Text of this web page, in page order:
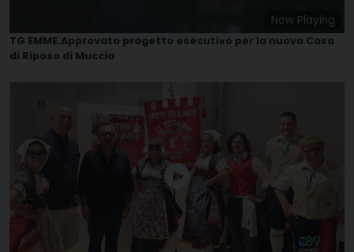
Now Playing
TG EMME.Approvato progetto esecutivo per la nuova Casa
di Riposo di Muccia